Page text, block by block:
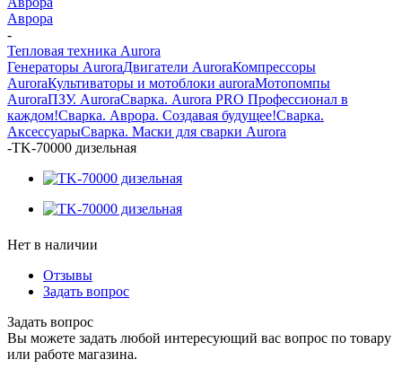
Аврора
-
Тепловая техника Aurora
Генераторы AuroraДвигатели AuroraКомпрессоры
AuroraКультиваторы и мотоблоки auroraМотопомпы
AuroraПЗУ. AuroraСварка. Aurora PRO Профессионал в
каждом!Сварка. Аврора. Создавая будущее!Сварка.
АксессуарыСварка. Маски для сварки Aurora
-TK-70000 дизельная
Нет в наличии
Отзывы
Задать вопрос
Задать вопрос
Вы можете задать любой интересующий вас вопрос по товару
или работе магазина.